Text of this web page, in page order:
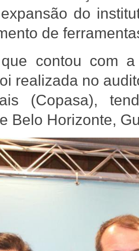
do
de
contou com
realizada no
(Copasa),
Belo Horizonte,